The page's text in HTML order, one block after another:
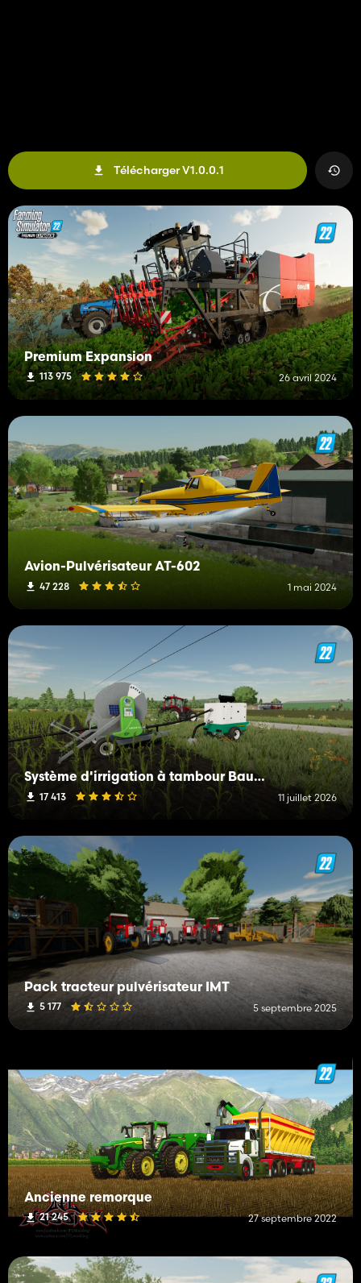
Télécharger V1.0.0.1
Premium Expansion
113 975 26 avril 2024
Avion-Pulvérisateur AT-602
47 228 1 mai 2024
Système d'irrigation à tambour Bauer Rainstar T32
17 413 11 juillet 2026
Pack tracteur pulvérisateur IMT
5 177 5 septembre 2025
Ancienne remorque
21 245 27 septembre 2022